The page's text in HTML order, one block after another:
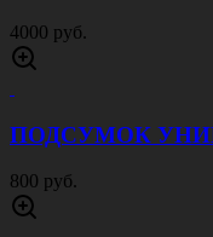
4000 руб.
ПОДСУМОК
800 руб.